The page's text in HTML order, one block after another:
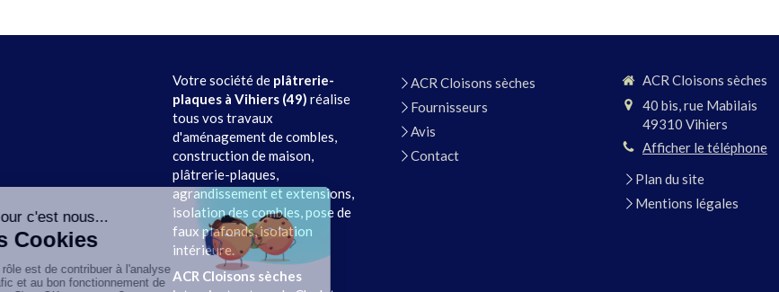
Votre société de plâtrerie-
plaques à Vihiers (49) réalise
tous vos travaux
d'aménagement de combles,
construction de maison,
plâtrerie-plaques,
agrandissement et extensions,
isolation des combles, pose de
faux plafonds, isolation
intérieure.
ACR Cloisons sèches
ACR Cloisons sèches
Fournisseurs
Avis
Contact
ACR Cloisons sèches
40 bis, rue Mabilais
49310 Vihiers
Afficher le téléphone
Plan du site
Mentions légales